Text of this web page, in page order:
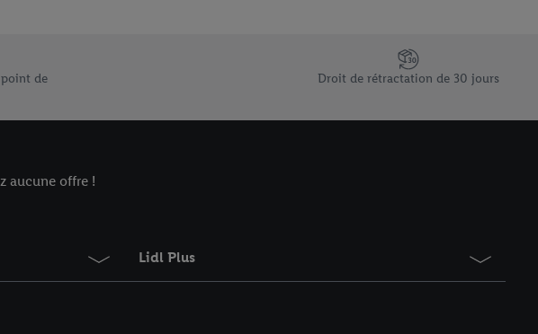
de
Droit de rétractation de 30 jours
aucune offre !
Lidl Plus